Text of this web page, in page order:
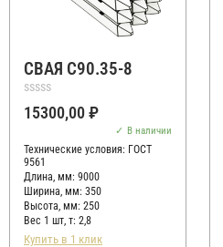
СВАЯ С90.35-8
Оценка
0
15300,00₽
В наличии
Технические условия: ГОСТ
9561
Длина, мм: 9000
Ширина, мм: 350
Высота, мм: 250
Вес 1 шт, т: 2,8
Купить в 1 клик